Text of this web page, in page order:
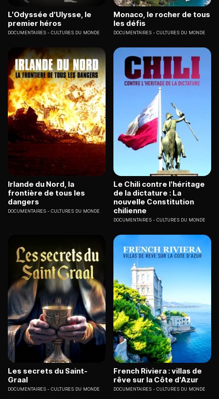
L'Odyssée d'Ulysse, le
premier héros
DOCUMENTAIRES CULTURES DU MONDE
Monaco, le rocher de tous
les défis
DOCUMENTAIRES CULTURES DU MONDE
Irlande du Nord, la
frontière de tous les
dangers
DOCUMENTAIRES CULTURES DU MONDE
Le Chili contre l'héritage
de la dictature : La
nouvelle Constitution
chilienne
DOCUMENTAIRES CULTURES DU MONDE
Les secrets du Saint-
Graal
DOCUMENTAIRES CULTURES DU MONDE
French Riviera : villas de
rêve sur la Côte d'Azur
DOCUMENTAIRES CULTURES DU MONDE